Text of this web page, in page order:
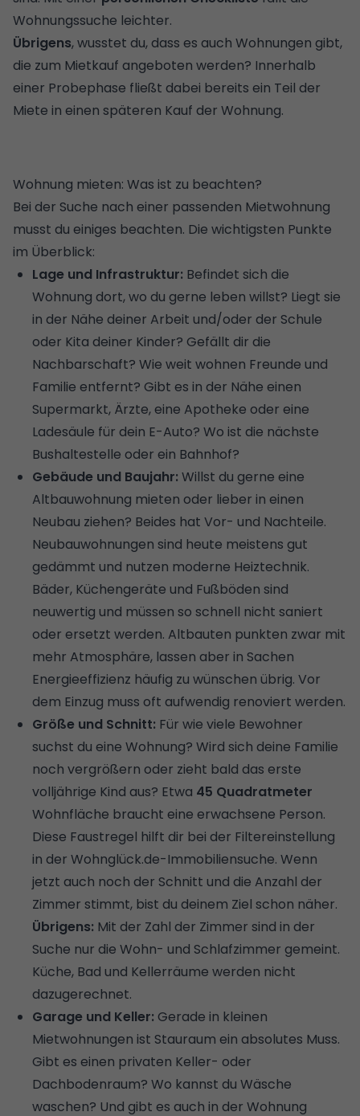
Wohnungssuche leichter.
Übrigens, wusstet du, dass es auch Wohnungen gibt,
die zum Mietkauf angeboten werden? Innerhalb
einer Probephase fließt dabei bereits ein Teil der
Miete in einen späteren Kauf der Wohnung.
Wohnung mieten: Was ist zu beachten?
Bei der Suche nach einer passenden Mietwohnung
musst du einiges beachten. Die wichtigsten Punkte
im Überblick:
Lage und Infrastruktur: Befindet sich die
Wohnung dort, wo du gerne leben willst? Liegt sie
in der Nähe deiner Arbeit und/oder der Schule
oder Kita deiner Kinder? Gefällt dir die
Nachbarschaft? Wie weit wohnen Freunde und
Familie entfernt? Gibt es in der Nähe einen
Supermarkt, Ärzte, eine Apotheke oder eine
Ladesäule für dein E-Auto? Wo ist die nächste
Bushaltestelle oder ein Bahnhof?
Gebäude und Baujahr: Willst du gerne eine
Altbauwohnung mieten oder lieber in einen
Neubau ziehen? Beides hat Vor- und Nachteile.
Neubauwohnungen sind heute meistens gut
gedämmt und nutzen moderne Heiztechnik.
Bäder, Küchengeräte und Fußböden sind
neuwertig und müssen so schnell nicht saniert
oder ersetzt werden. Altbauten punkten zwar mit
mehr Atmosphäre, lassen aber in Sachen
Energieeffizienz häufig zu wünschen übrig. Vor
dem Einzug muss oft aufwendig renoviert werden.
Größe und Schnitt: Für wie viele Bewohner
suchst du eine Wohnung? Wird sich deine Familie
noch vergrößern oder zieht bald das erste
volljährige Kind aus? Etwa 45 Quadratmeter
Wohnfläche braucht eine erwachsene Person.
Diese Faustregel hilft dir bei der Filtereinstellung
in der Wohnglück.de-Immobiliensuche. Wenn
jetzt auch noch der Schnitt und die Anzahl der
Zimmer stimmt, bist du deinem Ziel schon näher.
Übrigens: Mit der Zahl der Zimmer sind in der
Suche nur die Wohn- und Schlafzimmer gemeint.
Küche, Bad und Kellerräume werden nicht
dazugerechnet.
Garage und Keller: Gerade in kleinen
Mietwohnungen ist Stauraum ein absolutes Muss.
Gibt es einen privaten Keller- oder
Dachbodenraum? Wo kannst du Wäsche
waschen? Und gibt es auch in der Wohnung